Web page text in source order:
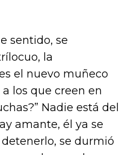
sentido, se
la
el nuevo muñeco
los que creen en
Nadie está del
amante, él ya se
se durmió